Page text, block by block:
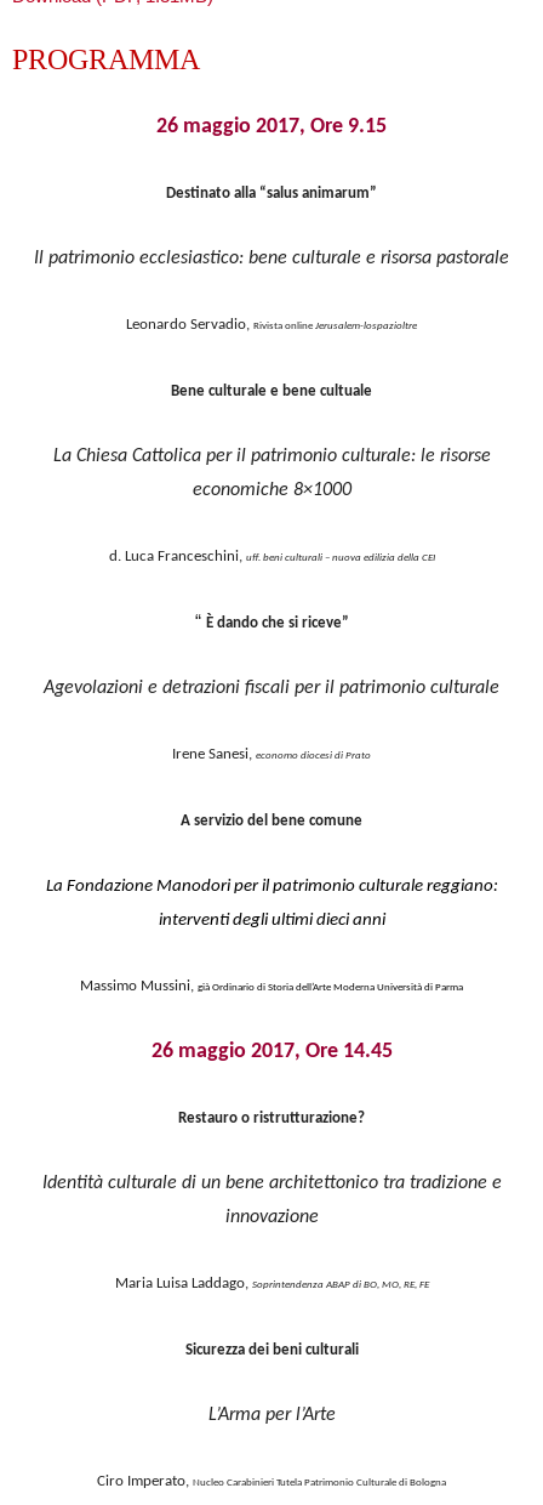
PROGRAMMA
26 maggio 2017, Ore 9.15
Destinato alla “salus animarum”
Il patrimonio ecclesiastico: bene culturale e risorsa pastorale
Leonardo Servadio, Rivista online Jerusalem-lospazioltre
Bene culturale e bene cultuale
La Chiesa Cattolica per il patrimonio culturale: le risorse
economiche 8×1000
d. Luca Franceschini, uff. beni culturali – nuova edilizia della CEI
“ È dando che si riceve”
Agevolazioni e detrazioni fiscali per il patrimonio culturale
Irene Sanesi, economo diocesi di Prato
A servizio del bene comune
La Fondazione Manodori per il patrimonio culturale reggiano:
interventi degli ultimi dieci anni
Massimo Mussini, già Ordinario di Storia dell’Arte Moderna Università di Parma
26 maggio 2017, Ore 14.45
Restauro o ristrutturazione?
Identità culturale di un bene architettonico tra tradizione e
innovazione
Maria Luisa Laddago, Soprintendenza ABAP di BO, MO, RE, FE
Sicurezza dei beni culturali
L’Arma per l’Arte
Ciro Imperato, Nucleo Carabinieri Tutela Patrimonio Culturale di Bologna